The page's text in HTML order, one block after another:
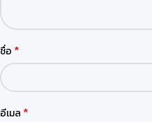
ชื่อ *
อีเมล *